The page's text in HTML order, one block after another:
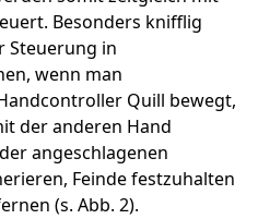
Besonders knifflig
Steuerung in
wenn man
Quill bewegt,
der anderen Hand
angeschlagenen
Feinde festzuhalten
(s. Abb. 2).